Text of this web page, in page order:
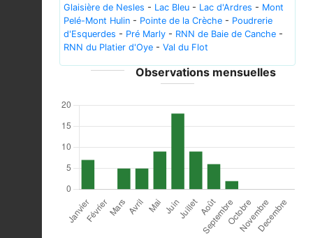
Glaisière de Nesles - Lac Bleu - Lac d'Ardres - Mont
Pelé-Mont Hulin - Pointe de la Crèche - Poudrerie
d'Esquerdes - Pré Marly - RNN de Baie de Canche -
RNN du Platier d'Oye - Val du Flot
Observations mensuelles